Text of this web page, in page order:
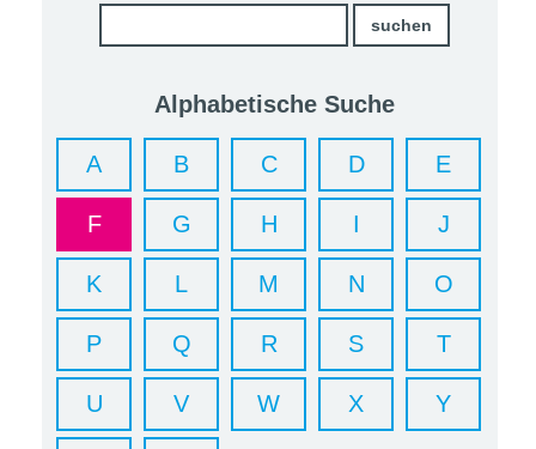
Alphabetische Suche
A B C D E
F G H I J
K L M N O
P Q R S T
U V W X Y